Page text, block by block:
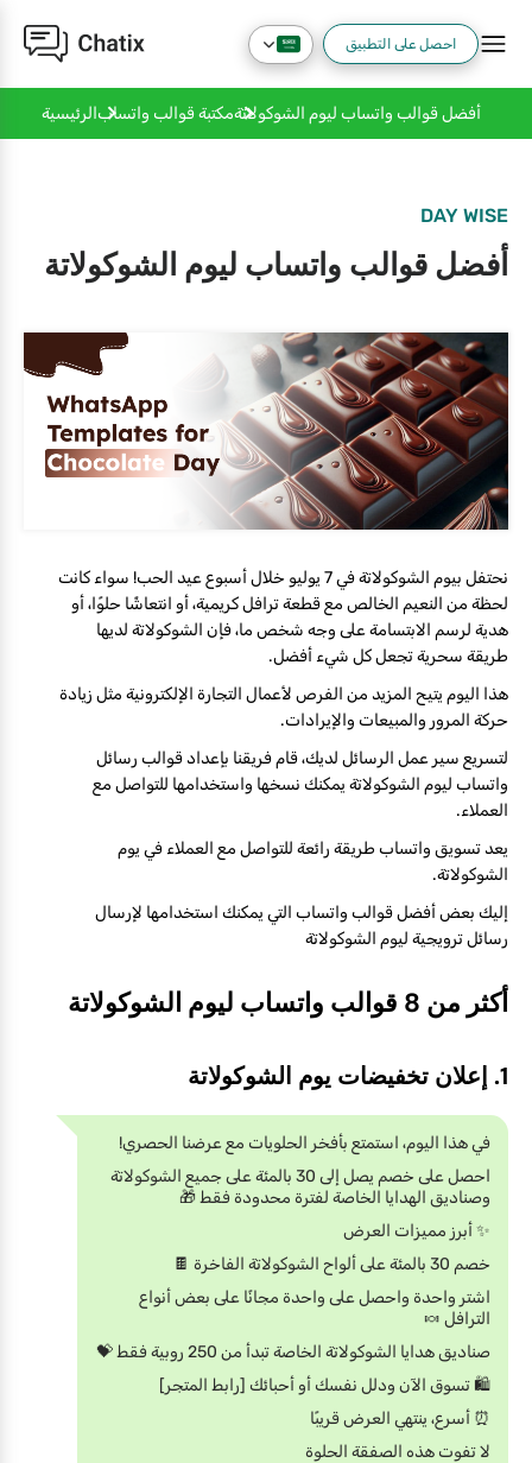
احصل على التطبيق
الرئيسيةمكتبة قوالب واتسابأفضل قوالب واتساب ليوم الشوكولاتة
DAY WISE
أفضل قوالب واتساب ليوم الشوكولاتة
نحتفل بيوم الشوكولاتة في 7 يوليو خلال أسبوع عيد الحب! سواء كانت
لحظة من النعيم الخالص مع قطعة ترافل كريمية، أو انتعاشًا حلوًا، أو
هدية لرسم الابتسامة على وجه شخص ما، فإن الشوكولاتة لديها
طريقة سحرية تجعل كل شيء أفضل.
هذا اليوم يتيح المزيد من الفرص لأعمال التجارة الإلكترونية مثل زيادة
حركة المرور والمبيعات والإيرادات.
لتسريع سير عمل الرسائل لديك، قام فريقنا بإعداد قوالب رسائل
واتساب ليوم الشوكولاتة يمكنك نسخها واستخدامها للتواصل مع
العملاء.
يعد تسويق واتساب طريقة رائعة للتواصل مع العملاء في يوم
الشوكولاتة.
إليك بعض أفضل قوالب واتساب التي يمكنك استخدامها لإرسال
رسائل ترويجية ليوم الشوكولاتة
أكثر من 8 قوالب واتساب ليوم الشوكولاتة
1. إعلان تخفيضات يوم الشوكولاتة
في هذا اليوم، استمتع بأفخر الحلويات مع عرضنا الحصري!
احصل على خصم يصل إلى 30 بالمئة على جميع الشوكولاتة
وصناديق الهدايا الخاصة لفترة محدودة فقط 🎁
✨ أبرز مميزات العرض
خصم 30 بالمئة على ألواح الشوكولاتة الفاخرة 🍫
اشتر واحدة واحصل على واحدة مجانًا على بعض أنواع
الترافل 🍬
صناديق هدايا الشوكولاتة الخاصة تبدأ من 250 روبية فقط 💝
🛍️ تسوق الآن ودلل نفسك أو أحبائك [رابط المتجر]
⏰ أسرع، ينتهي العرض قريبًا
لا تفوت هذه الصفقة الحلوة